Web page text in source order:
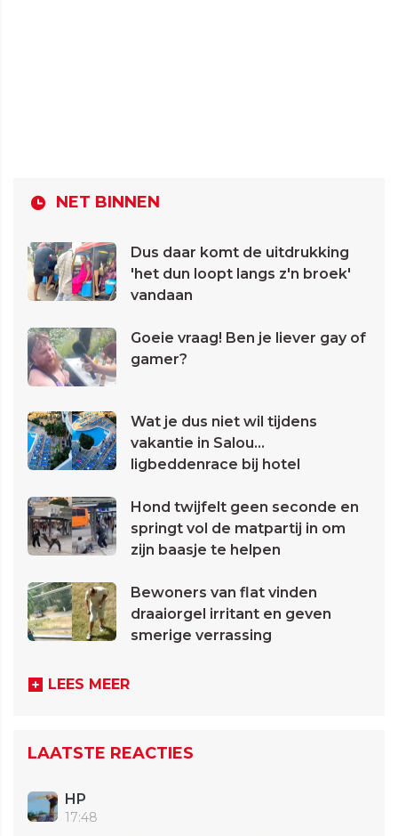
NET BINNEN
Dus daar komt de uitdrukking
'het dun loopt langs z'n broek'
vandaan
Goeie vraag! Ben je liever gay of
gamer?
Wat je dus niet wil tijdens
vakantie in Salou...
ligbeddenrace bij hotel
Hond twijfelt geen seconde en
springt vol de matpartij in om
zijn baasje te helpen
Bewoners van flat vinden
draaiorgel irritant en geven
smerige verrassing
LEES MEER
LAATSTE REACTIES
HP
17:48